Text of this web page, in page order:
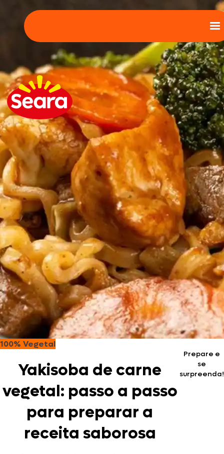
100% Vegetal
Yakisoba de carne
vegetal: passo a passo
para preparar a
receita saborosa
Prepare e
se
surpreenda!